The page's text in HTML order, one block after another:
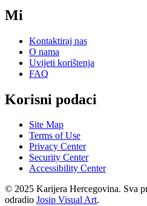
Mi
Kontaktiraj nas
O nama
Uvijeti korištenja
FAQ
Korisni podaci
Site Map
Terms of Use
Privacy Center
Security Center
Accessibility Center
© 2025 Karijera Hercegovina. Sva
odradio Josip Visual Art.